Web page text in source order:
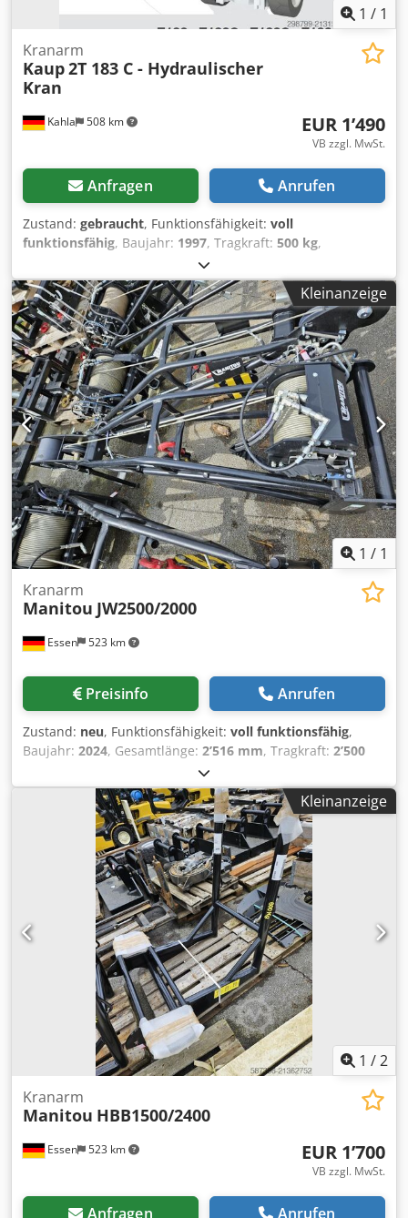
1 / 1
Kahla 508 km
Kranarm
Kaup2T 183 C - Hydraulischer
Kran
EUR 1’490
VB zzgl. MwSt.
Anfragen Anrufen
Zustand: gebraucht, Funktionsfähigkeit: voll
funktionsfähig, Baujahr: 1997, Tragkraft: 500 kg,
, Kranarm Zustand Technisch: gut
Dsdpfx Aljymt A Rsijck
Kleinanzeige
1 / 1
Essen 523 km
Kranarm
Manitou JW2500/2000
Preisinfo Anrufen
Zustand: neu, Funktionsfähigkeit: voll funktionsfähig,
Baujahr: 2024, Gesamtlänge: 2’516 mm, Tragkraft: 2’500
, Baubreite:
Klasse: ISO Klasse 2 = 1.000 - 2.500 kg Zustand: Neugerät
Zustand Technisch: Neu Dcsdpfx Aewmtznoliek
Beschreibung: 12 Monate Garantie
Kleinanzeige
1 /2
Essen 523 km
Kranarm
Manitou HBB1500/2400
EUR 1’700
VB zzgl. MwSt.
Anfragen Anrufen